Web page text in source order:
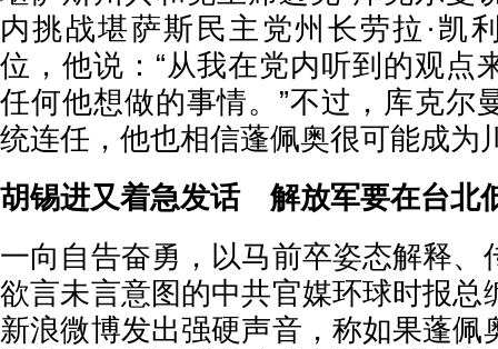
内挑战堪萨斯民主党州长劳拉·凯
位，他说：“从我在党内听到的观点
任何他想做的事情。”不过，库克尔
统连任，他也相信蓬佩奥很可能成为
胡锡进又着急发话 解放军要在台北
一向自告奋勇，以马前卒姿态解释、
欲言未言意图的中共官媒环球时报总
新浪微博发出强硬声音，称如果蓬佩